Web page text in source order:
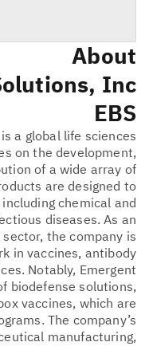
About
Inc.
EBS
a global life sciences
on the development,
of a wide array of
are designed to
chemical and
diseases. As an
the company is
in vaccines, antibody
Notably, Emergent
biodefense solutions,
vaccines, which are
The company’s
manufacturing,